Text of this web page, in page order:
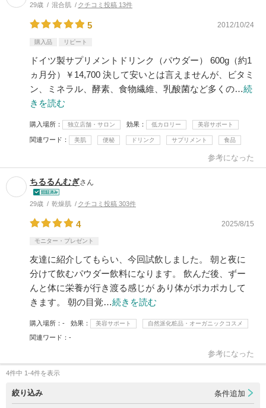
29歳 混合肌 クチコミ投稿 13件
5 2012/10/24
購入品 リピート
ドイツ製サプリメントドリンク（パウダー） 600g（約1
ヵ月分）￥14,700 決して安いとは言えませんが、ビタミ
ン、ミネラル、酵素、食物繊維、乳酸菌など多くの…続
きを読む
購入場所 独立店舗・サロン 効果 低カロリー 美容サポート
関連ワード 美肌 便秘 ドリンク サプリメント 食品
参考になった
ちるるんむぎさん
29歳 乾燥肌 クチコミ投稿 303件
4 2025/8/15
モニター・プレゼント
友達に紹介してもらい、今回試飲しました。 朝と夜に
分けて飲むパウダー飲料になります。 飲んだ後、ずー
んと体に栄養が行き渡る感じが あり体がポカポカして
きます。 朝の目覚…続きを読む
購入場所 - 効果 美容サポート 自然派化粧品・オーガニックコスメ
関連ワード -
参考になった
4件中 1-4件を表示
絞り込み 条件追加